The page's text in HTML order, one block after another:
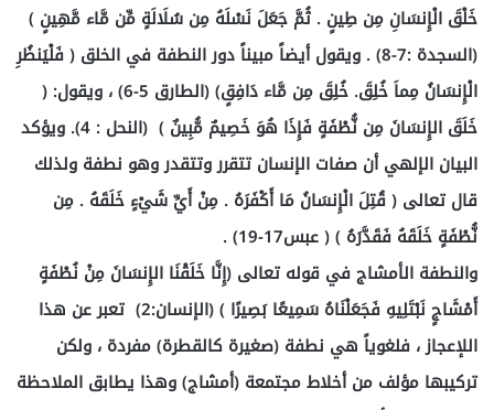
خَلْقَ الْإِنسَانِ مِن طِينٍ . ثُمَّ جَعَلَ نَسْلَهُ مِن سُلَالَةٍ مِّن مَّاء مَّهِينٍ )
(السجدة :7-8) . ويقول أيضاً مبيناً دور النطفة في الخلق ( فَلْيَنظُرِ
الْإِنسَانُ مِماَ خُلِقَ. خُلِقَ مِن مَّاء دَافِقٍ) (الطارق 5-6) ، ويقول: (
خَلَقَ الإِنسَانَ مِن نُّطْفَةٍ فَإِذَا هُوَ خَصِيمٌ مُّبِينٌ ) (النحل : 4). ويؤكد
البيان الإلهي أن صفات الإنسان تتقرر وتتقدر وهو نطفة ولذلك
قال تعالى ( قُتِلَ الْإِنسَانُ مَا أَكْفَرَهُ . مِنْ أَيِّ شَيْءٍ خَلَقَهُ . مِن
نُّطْفَةٍ خَلَقَهُ فَقَدَّرَهُ ) ( عبس17-19) .
والنطفة الأمشاج في قوله تعالى (إِنَّا خَلَقْنَا الإِنسَانَ مِنْ نُطْفَةٍ
أَمْشَاجٍ نَبْتَلِيهِ فَجَعَلْنَاهُ سَمِيعًا بَصِيرًا ) (الإنسان:2) تعبر عن هذا
اللإعجاز ، فلغوياً هي نطفة (صغيرة كالقطرة) مفردة ، ولكن
تركيبها مؤلف من أخلاط مجتمعة (أمشاج) وهذا يطابق الملاحظة